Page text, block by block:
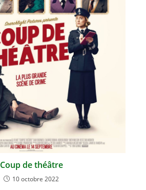
Coup de théâtre
10 octobre 2022